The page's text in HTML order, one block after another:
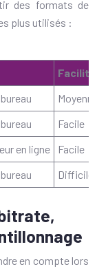
des formats de
plus utilisés :
Facile
en ligne
Facile
Difficile
en compte lors